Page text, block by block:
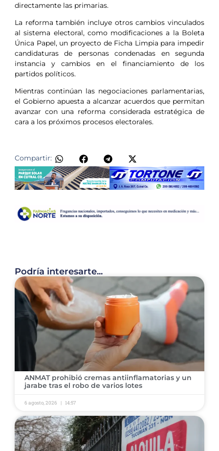
directamente las primarias.
La reforma también incluye otros cambios vinculados
al sistema electoral, como modificaciones a la Boleta
Única Papel, un proyecto de Ficha Limpia para impedir
candidaturas de personas condenadas en segunda
instancia y cambios en el financiamiento de los
partidos políticos.
Mientras continúan las negociaciones parlamentarias,
el Gobierno apuesta a alcanzar acuerdos que permitan
avanzar con una reforma considerada estratégica de
cara a los próximos procesos electorales.
Compartir:
Podría interesarte...
ANMAT prohibió cremas antiinflamatorias y un
jarabe tras el robo de varios lotes
6 agosto, 2026 14:57